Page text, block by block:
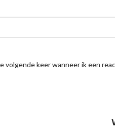
volgende keer wanneer ik een